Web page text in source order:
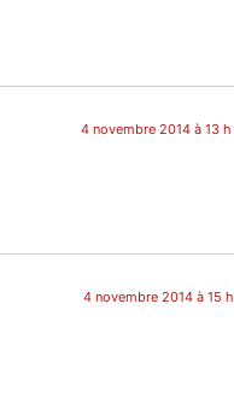
4 novembre 2014 à 13
4 novembre 2014 à 15